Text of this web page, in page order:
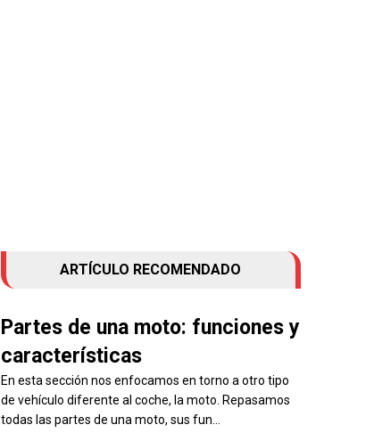
ARTÍCULO RECOMENDADO
Partes de una moto: funciones y
características
En esta sección nos enfocamos en torno a otro tipo
de vehículo diferente al coche, la moto. Repasamos
todas las partes de una moto, sus fun...